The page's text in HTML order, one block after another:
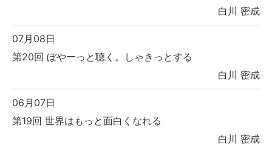
白川 密成
07月08日
第20回 ぼやーっと聴く。しゃきっとする
白川 密成
06月07日
第19回 世界はもっと面白くなれる
白川 密成